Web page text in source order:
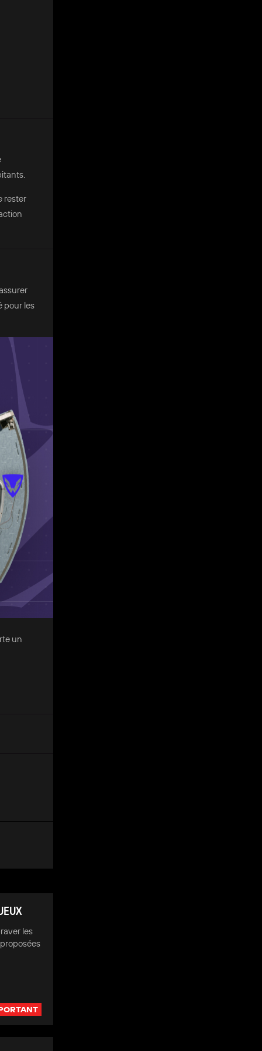
rester
pour les
un
les